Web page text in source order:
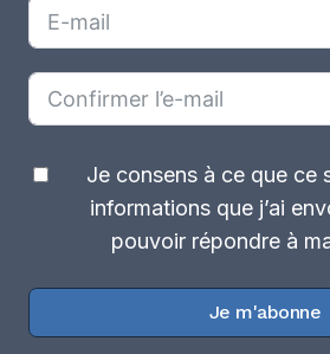
Je consens à ce que ce
informations que j’ai
pouvoir répondre à
Je m'abonne